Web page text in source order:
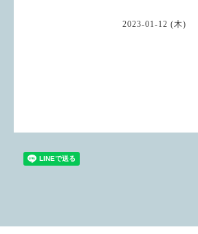
2023-01-12 (木)